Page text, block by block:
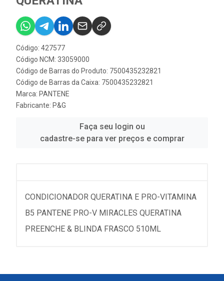
Código: 427577
Código NCM: 33059000
Código de Barras do Produto: 7500435232821
Código de Barras da Caixa: 7500435232821
Marca: PANTENE
Fabricante: P&G
Faça seu login ou
cadastre-se para ver preços e comprar
CONDICIONADOR QUERATINA E PRO-VITAMINA
B5 PANTENE PRO-V MIRACLES QUERATINA
PREENCHE & BLINDA FRASCO 510ML